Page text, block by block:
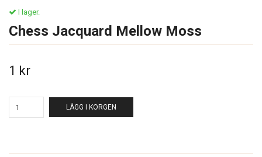
I lager.
Chess Jacquard Mellow Moss
1 kr
LÄGG I KORGEN